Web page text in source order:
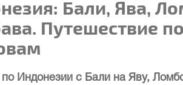
Бали, Ява,
Путешествие
по Индонезии с Бали на Яву,